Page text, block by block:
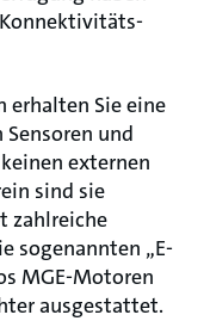
erhalten Sie eine
und
externen
sind sie
zahlreiche
sogenannten „E-
MGE-Motoren
ausgestattet.